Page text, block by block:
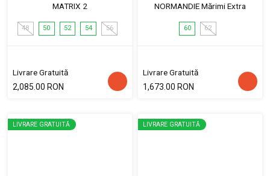
MATRIX 2
48 50 52 54 56
Livrare Gratuită
2,085.00 RON
NORMANDIE Mărimi Extra
60 62
Livrare Gratuită
1,673.00 RON
LIVRARE GRATUITĂ LIVRARE GRATUITĂ